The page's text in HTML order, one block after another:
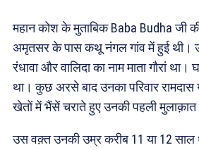
महान कोश के मुताबिक Baba Budha जी
अमृतसर के पास कथू नंगल गांव में हुई थी।
रंधावा और वालिदा का नाम माता गौरां
था। कुछ अरसे बाद उनका परिवार
खेतों में भैंसें चराते हुए उनकी पहली
उस वक़्त उनकी उम्र करीब 11 या 12